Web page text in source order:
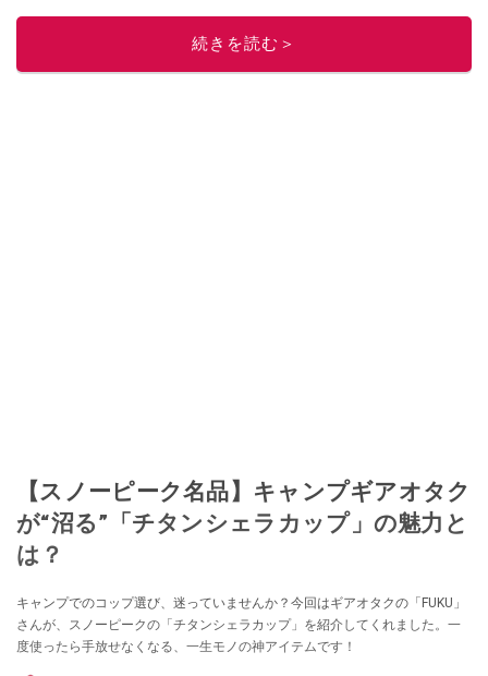
このイチオシストの他の記事を読む
続きを読む＞
【スノーピーク名品】キャンプギアオタク
が“沼る”「チタンシェラカップ」の魅力と
は？
キャンプでのコップ選び、迷っていませんか？今回はギアオタクの「FUKU」
さんが、スノーピークの「チタンシェラカップ」を紹介してくれました。一
度使ったら手放せなくなる、一生モノの神アイテムです！